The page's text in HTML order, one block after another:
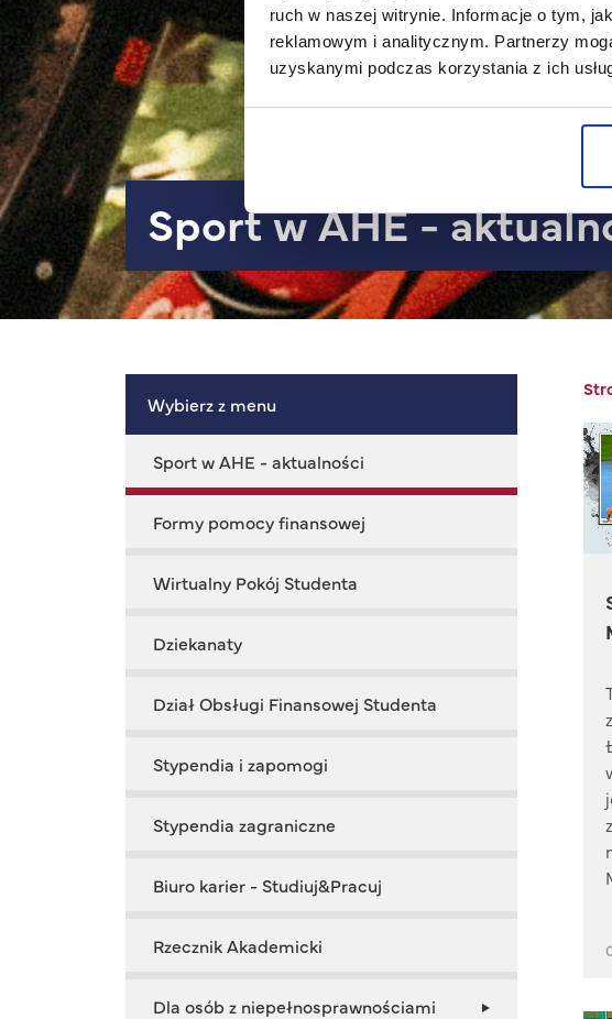
ruch w naszej witrynie. Informacje o tym,
reklamowym i analitycznym. Partnerzy
uzyskanymi podczas korzystania z ich
Sport w AHE -
Wybierz z menu
Sport w AHE - aktualności
Formy pomocy finansowej
Wirtualny Pokój Studenta
Dziekanaty
Dział Obsługi Finansowej Studenta
Stypendia i zapomogi
Stypendia zagraniczne
Biuro karier - Studiuj&Pracuj
Rzecznik Akademicki
Dla osób z niepełnosprawnościami